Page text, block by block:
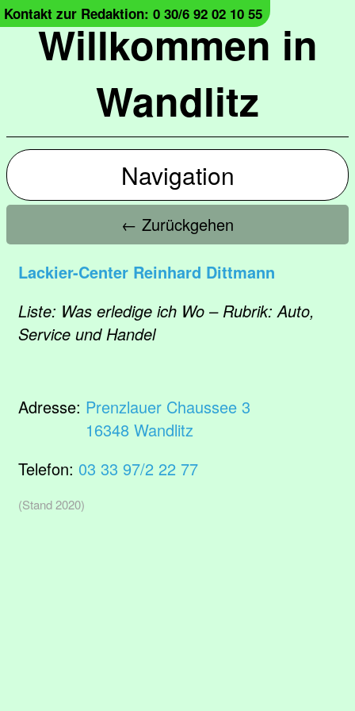
Willkommen in
Wandlitz
Kontakt zur Redaktion: 0 30/6 92 02 10 55
Navigation
← Zurückgehen
Lackier-Center Reinhard Dittmann
Liste: Was erledige ich Wo – Rubrik: Auto,
Service und Handel
Adresse: Prenzlauer Chaussee 3
16348 Wandlitz
Telefon: 03 33 97/2 22 77
(Stand 2020)